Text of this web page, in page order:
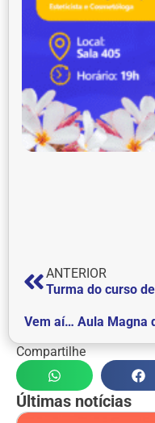
ANTERIOR
Vem aí… Aula Magna
Compartilhe
Últimas notícias